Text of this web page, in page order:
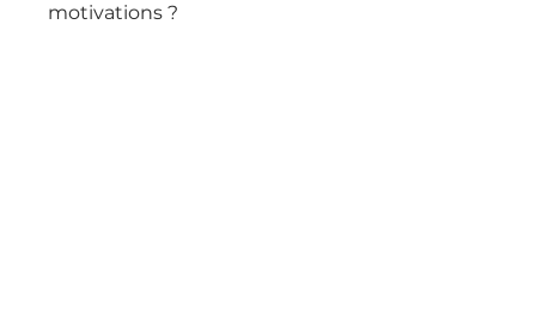
motivations ?